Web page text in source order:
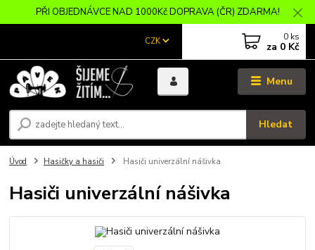
PŘI OBJEDNÁVCE NAD 1000Kč DOPRAVA (ČR) ZDARMA!
Menu
CZK
Hledat
0 ks
za 0 Kč
Úvod Hasičky a hasiči Hasiči univerzální nášivka
Hasiči univerzální nášivka